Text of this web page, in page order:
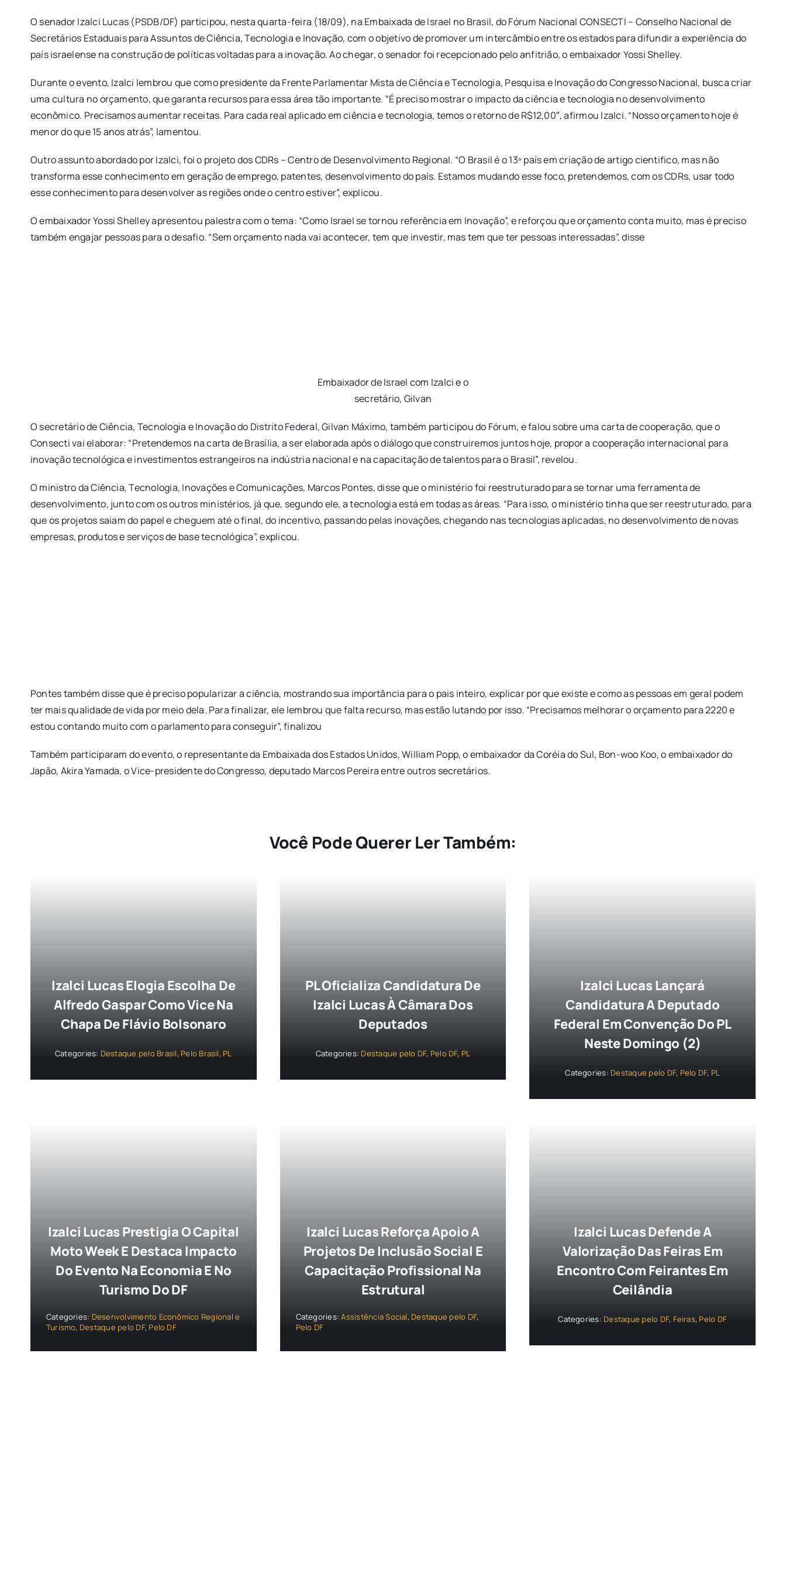
O senador Izalci Lucas (PSDB/DF) participou, nesta quarta-feira (18/09), na Embaixada de Israel no Brasil, do Fórum Nacional CONSECTI – Conselho Nacional de
Secretários Estaduais para Assuntos de Ciência, Tecnologia e Inovação, com o objetivo de promover um intercâmbio entre os estados para difundir a experiência do
país israelense na construção de políticas voltadas para a inovação. Ao chegar, o senador foi recepcionado pelo anfitrião, o embaixador Yossi Shelley.
Durante o evento, Izalci lembrou que como presidente da Frente Parlamentar Mista de Ciência e Tecnologia, Pesquisa e Inovação do Congresso Nacional, busca criar
uma cultura no orçamento, que garanta recursos para essa área tão importante. “É preciso mostrar o impacto da ciência e tecnologia no desenvolvimento
econômico. Precisamos aumentar receitas. Para cada real aplicado em ciência e tecnologia, temos o retorno de R$12,00″, afirmou Izalci. “Nosso orçamento hoje é
menor do que 15 anos atrás”, lamentou.
Outro assunto abordado por Izalci, foi o projeto dos CDRs – Centro de Desenvolvimento Regional. “O Brasil é o 13º país em criação de artigo cientifico, mas não
transforma esse conhecimento em geração de emprego, patentes, desenvolvimento do país. Estamos mudando esse foco, pretendemos, com os CDRs, usar todo
esse conhecimento para desenvolver as regiões onde o centro estiver”, explicou.
O embaixador Yossi Shelley apresentou palestra com o tema: “Como Israel se tornou referência em Inovação”, e reforçou que orçamento conta muito, mas é preciso
também engajar pessoas para o desafio. “Sem orçamento nada vai acontecer, tem que investir, mas tem que ter pessoas interessadas”, disse
Embaixador de Israel com Izalci e o
secretário, Gilvan
O secretário de Ciência, Tecnologia e Inovação do Distrito Federal, Gilvan Máximo, também participou do Fórum, e falou sobre uma carta de cooperação, que o
Consecti vai elaborar: “Pretendemos na carta de Brasília, a ser elaborada após o diálogo que construiremos juntos hoje, propor a cooperação internacional para
inovação tecnológica e investimentos estrangeiros na indústria nacional e na capacitação de talentos para o Brasil”, revelou.
O ministro da Ciência, Tecnologia, Inovações e Comunicações, Marcos Pontes, disse que o ministério foi reestruturado para se tornar uma ferramenta de
desenvolvimento, junto com os outros ministérios, já que, segundo ele, a tecnologia está em todas as áreas. “Para isso, o ministério tinha que ser reestruturado, para
que os projetos saiam do papel e cheguem até o final, do incentivo, passando pelas inovações, chegando nas tecnologias aplicadas, no desenvolvimento de novas
empresas, produtos e serviços de base tecnológica”, explicou.
Pontes também disse que é preciso popularizar a ciência, mostrando sua importância para o pais inteiro, explicar por que existe e como as pessoas em geral podem
ter mais qualidade de vida por meio dela. Para finalizar, ele lembrou que falta recurso, mas estão lutando por isso. “Precisamos melhorar o orçamento para 2220 e
estou contando muito com o parlamento para conseguir”, finalizou
Também participaram do evento, o representante da Embaixada dos Estados Unidos, William Popp, o embaixador da Coréia do Sul, Bon-woo Koo, o embaixador do
Japão, Akira Yamada, o Vice-presidente do Congresso, deputado Marcos Pereira entre outros secretários.
Você Pode Querer Ler Também:
Izalci Lucas Elogia Escolha De
Alfredo Gaspar Como Vice Na
Chapa De Flávio Bolsonaro
Categories: Destaque pelo Brasil, Pelo Brasil, PL
PL Oficializa Candidatura De
Izalci Lucas À Câmara Dos
Deputados
Categories: Destaque pelo DF, Pelo DF, PL
Izalci Lucas Lançará
Candidatura A Deputado
Federal Em Convenção Do PL
Neste Domingo (2)
Categories: Destaque pelo DF, Pelo DF, PL
Izalci Lucas Prestigia O Capital
Moto Week E Destaca Impacto
Do Evento Na Economia E No
Turismo Do DF
Categories: Desenvolvimento Econômico Regional e
Turismo, Destaque pelo DF, Pelo DF
Izalci Lucas Reforça Apoio A
Projetos De Inclusão Social E
Capacitação Profissional Na
Estrutural
Categories:Assistência Social, Destaque pelo DF,
Pelo DF
Izalci Lucas Defende A
Valorização Das Feiras Em
Encontro Com Feirantes Em
Ceilândia
Categories: Destaque pelo DF, Feiras, Pelo DF